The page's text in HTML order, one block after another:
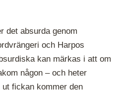
det absurda genom
och Harpos
kan märkas i att om
någon – och heter
fickan kommer den